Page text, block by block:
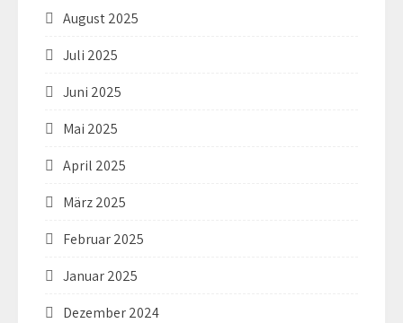
August 2025
Juli 2025
Juni 2025
Mai 2025
April 2025
März 2025
Februar 2025
Januar 2025
Dezember 2024